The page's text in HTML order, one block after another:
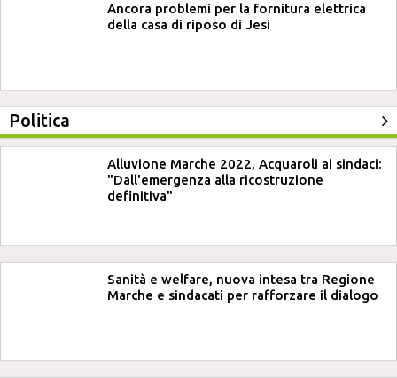
Ancora problemi per la fornitura elettrica
della casa di riposo di Jesi
Politica
Alluvione Marche 2022, Acquaroli ai sindaci:
"Dall'emergenza alla ricostruzione
definitiva"
Sanità e welfare, nuova intesa tra Regione
Marche e sindacati per rafforzare il dialogo